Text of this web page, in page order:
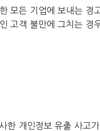
모든 기업에 보내는 경
고객 불만에 그치는 경
한 개인정보 유출 사고